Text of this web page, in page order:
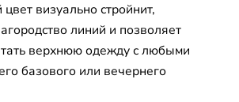
визуально стройнит,
линий и позволяет
верхнюю одежду с любыми
базового или вечернего